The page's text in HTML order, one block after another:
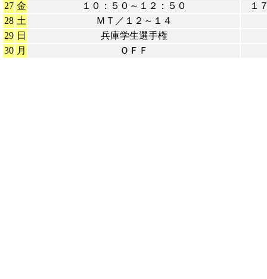
27 金 １０：５０～１２：５０
１
28 土
ＭＴ／１２～１４
29 日
兵庫学生選手権
30 月 ＯＦＦ